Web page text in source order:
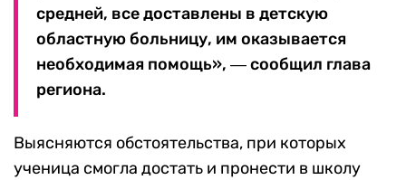
средней, все доставлены в детскую
областную больницу, им оказывается
необходимая помощь», ― сообщил глава
региона.
Выясняются обстоятельства, при которых
ученица смогла достать и пронести в школу